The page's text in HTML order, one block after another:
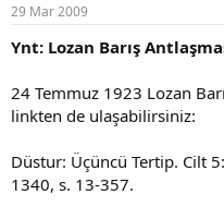
29 Mar 2009
Ynt: Lozan Barış
24 Temmuz 1923 Lozan
linkten de ulaşabilirsiniz:
Düstur: Üçüncü Tertip. Cilt
1340, s. 13-357.